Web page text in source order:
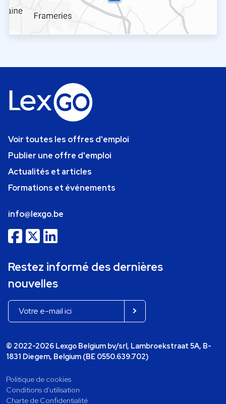
Voir toutes les offres d'emploi
Publier une offre d'emploi
Actualités et articles
Formations et événements
info@lexgo.be
Restez informé des dernières
nouvelles
© 2022-2026 Lexgo Belgium bv/srl, Lambroekstraat 5A, B-
1831 Diegem, Belgium (BE 0550.639.702)
Politique de cookies
Conditions d'utilisation
Charte de Confidentialité